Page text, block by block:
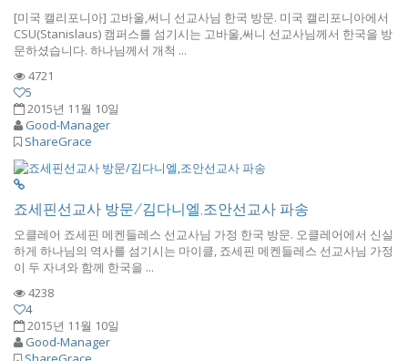
[미국 캘리포니아] 고바울,써니 선교사님 한국 방문. 미국 캘리포니아에서
CSU(Stanislaus) 캠퍼스를 섬기시는 고바울,써니 선교사님께서 한국을 방
문하셨습니다. 하나님께서 개척 ...
4721
5
2015년 11월 10일
Good-Manager
ShareGrace
죠세핀선교사 방문/김다니엘,조안선교사 파송
오클레어 죠세핀 메켄들레스 선교사님 가정 한국 방문. 오클레어에서 신실
하게 하나님의 역사를 섬기시는 마이클, 죠세핀 메켄들레스 선교사님 가정
이 두 자녀와 함께 한국을 ...
4238
4
2015년 11월 10일
Good-Manager